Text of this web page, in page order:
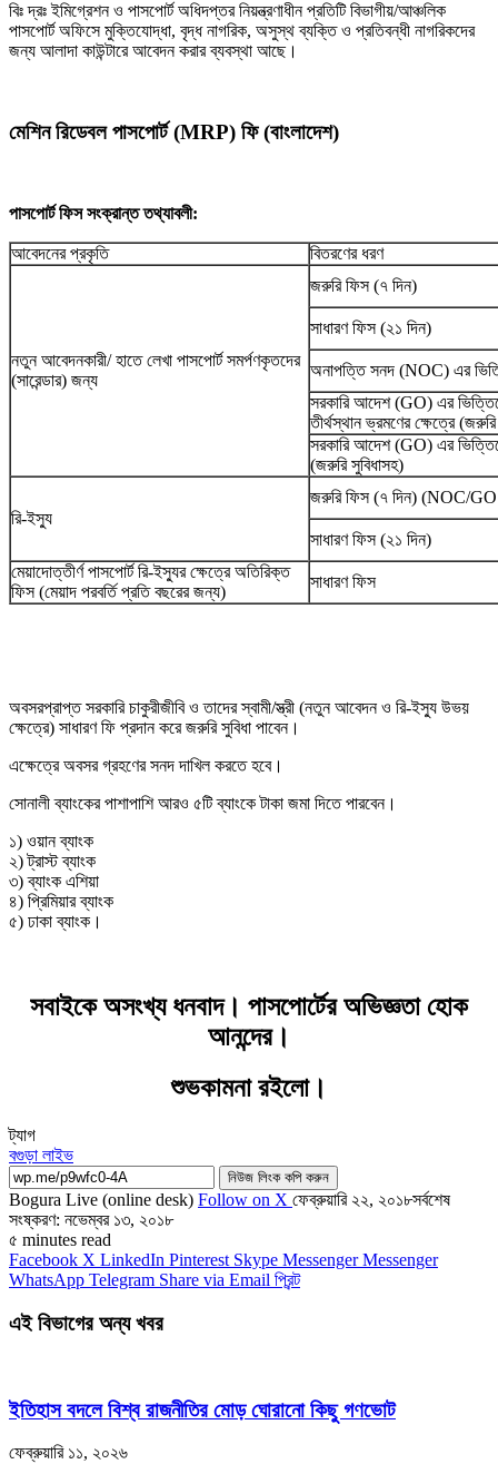
বিঃ দ্রঃ ইমিগ্রেশন ও পাসপোর্ট অধিদপ্তর নিয়ন্ত্রণাধীন প্রতিটি বিভাগীয়/আঞ্চলিক
পাসপোর্ট অফিসে মুক্তিযোদ্ধা, বৃদ্ধ নাগরিক, অসুস্থ ব্যক্তি ও প্রতিবন্ধী নাগরিকদের
জন্য আলাদা কাউন্টারে আবেদন করার ব্যবস্থা আছে।
মেশিন রিডেবল পাসপোর্ট (MRP) ফি (বাংলাদেশ)
পাসপোর্ট ফিস সংক্রান্ত তথ্যাবলী:
আবেদনের প্রকৃতি বিতরণের ধরণ
নতুন আবেদনকারী/ হাতে লেখা পাসপোর্ট সমর্পণকৃতদের
(সারেন্ডার) জন্য
জরুরি ফিস (৭ দিন)
সাধারণ ফিস (২১ দিন)
অনাপত্তি সনদ (NOC) এর
সরকারি আদেশ (GO) এর
তীর্থস্থান ভ্রমণের ক্ষেত্রে
সরকারি আদেশ (GO) এর
(জরুরি সুবিধাসহ)
রি-ইস্যু
জরুরি ফিস (৭ দিন) (NOC/GO
সাধারণ ফিস (২১ দিন)
মেয়াদোত্তীর্ণ পাসপোর্ট রি-ইস্যুর ক্ষেত্রে অতিরিক্ত
ফিস (মেয়াদ পরবর্তি প্রতি বছরের জন্য)
সাধারণ ফিস
অবসরপ্রাপ্ত সরকারি চাকুরীজীবি ও তাদের স্বামী/স্ত্রী (নতুন আবেদন ও রি-ইস্যু উভয়
ক্ষেত্রে) সাধারণ ফি প্রদান করে জরুরি সুবিধা পাবেন।
এক্ষেত্রে অবসর গ্রহণের সনদ দাখিল করতে হবে।
সোনালী ব্যাংকের পাশাপাশি আরও ৫টি ব্যাংকে টাকা জমা দিতে পারবেন।
১) ওয়ান ব্যাংক
২) ট্রাস্ট ব্যাংক
৩) ব্যাংক এশিয়া
৪) প্রিমিয়ার ব্যাংক
৫) ঢাকা ব্যাংক।
সবাইকে অসংখ্য ধনবাদ। পাসপোর্টের অভিজ্ঞতা হোক
আনন্দের।
শুভকামনা রইলো।
ট্যাগ
বগুড়া লাইভ
নিউজ লিংক কপি করুন
Bogura Live (online desk) Follow on X ফেব্রুয়ারি ২২, ২০১৮সর্বশেষ
সংষ্করণ: নভেম্বর ১৩, ২০১৮
৫ minutes read
Facebook X LinkedIn Pinterest Skype Messenger Messenger
WhatsApp Telegram Share via Email প্রিন্ট
এই বিভাগের অন্য খবর
ইতিহাস বদলে বিশ্ব রাজনীতির মোড় ঘোরানো কিছু গণভোট
ফেব্রুয়ারি ১১, ২০২৬